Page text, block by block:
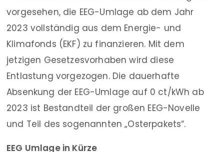
vorgesehen, die EEG-Umlage ab dem Jahr
2023 vollständig aus dem Energie- und
Klimafonds (EKF) zu finanzieren. Mit dem
jetzigen Gesetzesvorhaben wird diese
Entlastung vorgezogen. Die dauerhafte
Absenkung der EEG-Umlage auf 0 ct/kWh ab
2023 ist Bestandteil der großen EEG-Novelle
und Teil des sogenannten „Osterpakets“.
EEG Umlage in Kürze